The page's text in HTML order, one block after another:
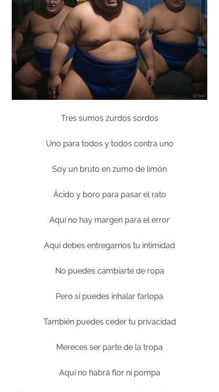
Tres sumos zurdos sordos
Uno para todos y todos contra uno
Soy un bruto en zumo de limón
Ácido y boro para pasar el rato
Aquí no hay margen para el error
Aquí debes entregarnos tu intimidad
No puedes cambiarte de ropa
Pero si puedes inhalar farlopa
También puedes ceder tu privacidad
Mereces ser parte de la tropa
Aquí no habrá flor ni pompa